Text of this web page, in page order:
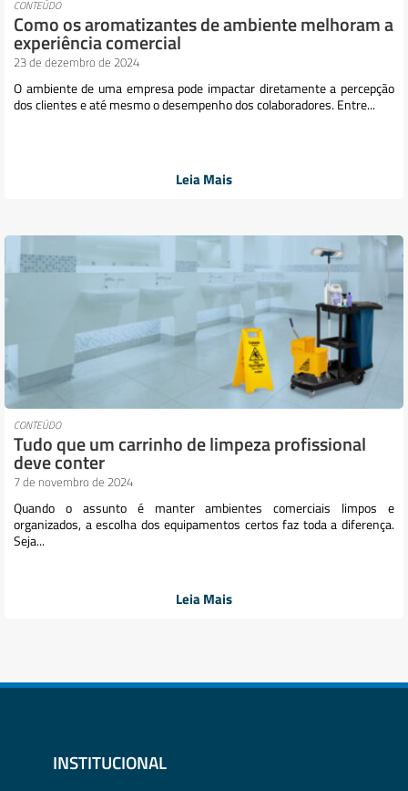
CONTEÚDO
Como os aromatizantes de ambiente melhoram a
experiência comercial
23 de dezembro de 2024
O ambiente de uma empresa pode impactar diretamente a percepção
dos clientes e até mesmo o desempenho dos colaboradores. Entre...
Leia Mais
CONTEÚDO
Tudo que um carrinho de limpeza profissional
deve conter
7 de novembro de 2024
Quando o assunto é manter ambientes comerciais limpos e
organizados, a escolha dos equipamentos certos faz toda a diferença.
Seja...
Leia Mais
INSTITUCIONAL